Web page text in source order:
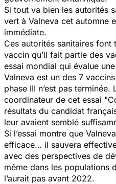
Si tout va bien les autorités
vert à Valneva cet automne
immédiate.
Ces autorités sanitaires
vaccin qu’il fait partie des
essai mondial qui évalue
Valneva est un des 7
phase III n’est pas terminée.
coordinateur de cet essai
résultats du candidat
leur avaient semblé
Si l’essai montre que
efficace… il sauvera
avec des perspectives de
même dans les populations
l’aurait pas avant 2022.